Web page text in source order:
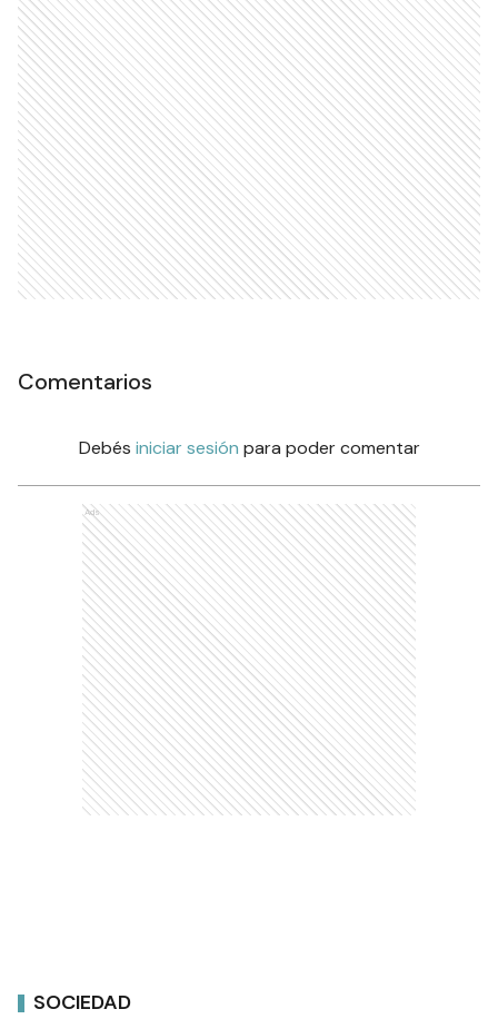
Comentarios
Debés iniciar sesión para poder comentar
Ads
SOCIEDAD